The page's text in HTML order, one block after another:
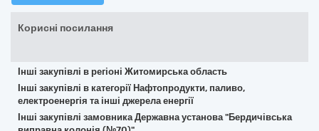
Корисні посилання
Інші закупівлі в регіоні Житомирська область
Інші закупівлі в категорії Нафтопродукти, паливо,
електроенергія та інші джерела енергії
Інші закупівлі замовника Державна установа "Бердичівська